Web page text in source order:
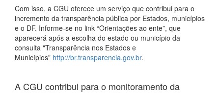
Com isso, a CGU oferece um serviço que contribui para o
incremento da transparência pública por Estados, municípios
e o DF. Informe-se no link “Orientações ao ente”, que
aparecerá após a escolha do estado ou município da
consulta "Transparência nos Estados e
Municípios" http://br.transparencia.gov.br.
A CGU contribui para o monitoramento da